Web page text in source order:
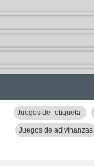
Juegos de -etiqueta-
Juegos de adivinanzas